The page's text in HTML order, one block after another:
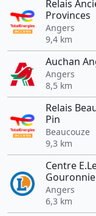
Relais
Provinces
Angers
9,4 km
Auchan
Angers
8,5 km
Relais
Pin
Beaucouze
9,3 km
Centre
Angers
6,3 km